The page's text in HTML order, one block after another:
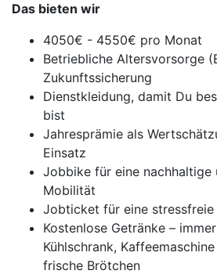
Das bieten wir
4050€ - 4550€ pro Monat
Betriebliche Altersvorsorge
Zukunftssicherung
Dienstkleidung, damit Du
bist
Jahresprämie als
Einsatz
Jobbike für eine nachhaltige
Mobilität
Jobticket für eine stressfreie
Kostenlose Getränke –
Kühlschrank,
frische Brötchen